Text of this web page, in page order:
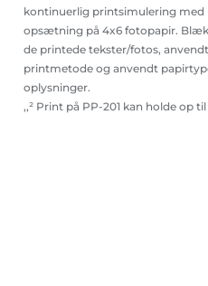
kontinuerlig printsimulering
opsætning på 4x6 fotopapir.
de printede tekster/fotos,
printmetode og anvendt
oplysninger.
,,² Print på PP-201 kan holde op